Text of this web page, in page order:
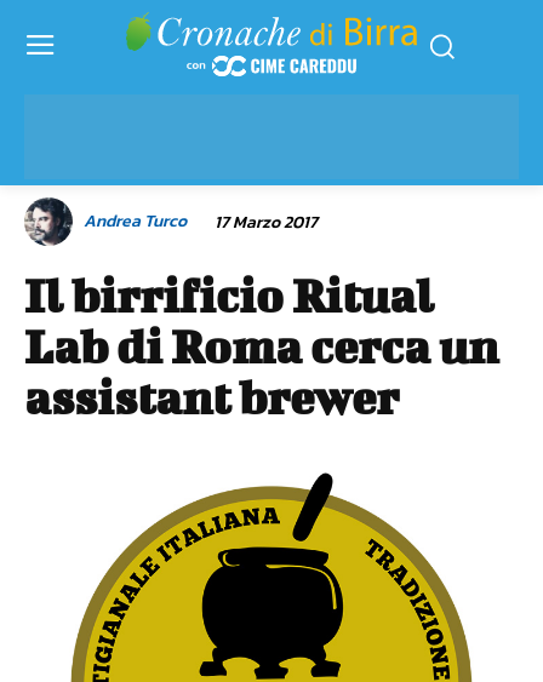
Andrea Turco 17 Marzo 2017
Il birrificio Ritual
Lab di Roma cerca un
assistant brewer